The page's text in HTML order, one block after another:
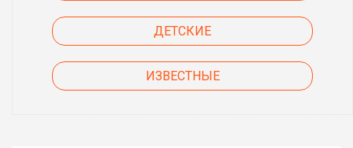
ДЕТСКИЕ
ИЗВЕСТНЫЕ